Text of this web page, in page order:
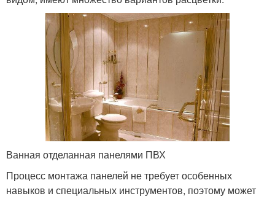
Ванная отделанная панелями ПВХ
Процесс монтажа панелей не требует особенных
навыков и специальных инструментов, поэтому может